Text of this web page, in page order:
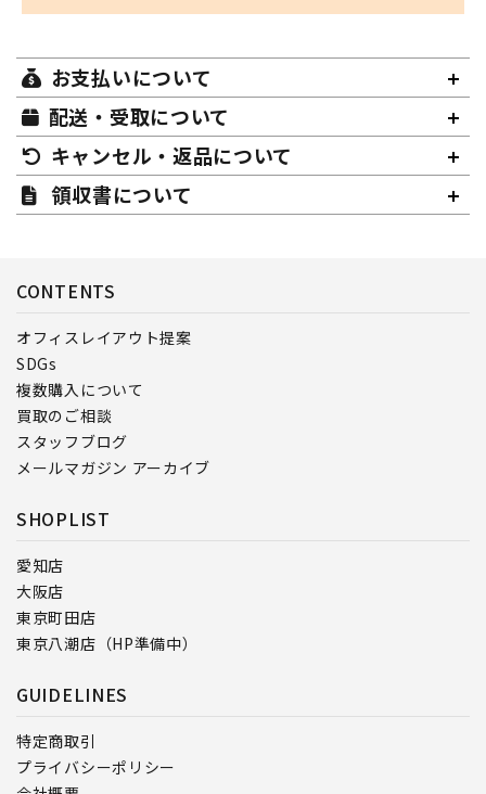
お支払いについて
配送・受取について
キャンセル・返品について
領収書について
CONTENTS
オフィスレイアウト提案
SDGs
複数購入について
買取のご相談
スタッフブログ
メールマガジン アーカイブ
SHOPLIST
愛知店
大阪店
東京町田店
東京八潮店（HP準備中）
GUIDELINES
特定商取引
プライバシーポリシー